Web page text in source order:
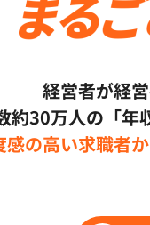
経営者が経
約30万人の「年
感の高い求職者